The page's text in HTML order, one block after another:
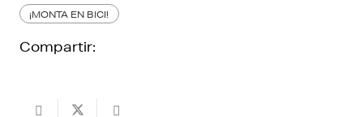
¡MONTA EN BICI!
Compartir: